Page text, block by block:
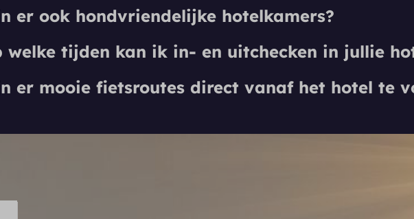
er ook hondvriendelijke hotelkamers?
welke tijden kan ik in- en uitchecken in jullie
er mooie fietsroutes direct vanaf het hotel te